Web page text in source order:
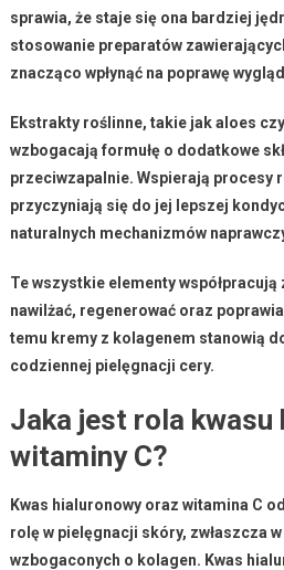
sprawia, że staje się ona bardziej
stosowanie preparatów
znacząco wpłynąć na poprawę
Ekstrakty roślinne, takie jak aloes
wzbogacają formułę o dodatkowe
przeciwzapalnie. Wspierają procesy
przyczyniają się do jej lepszej
naturalnych mechanizmów
Te wszystkie elementy współpracują
nawilżać, regenerować oraz
temu kremy z kolagenem stanowią
codziennej pielęgnacji cery.
Jaka jest rola kwasu
witaminy C?
Kwas hialuronowyoraz witamina C
rolę w pielęgnacji skóry, zwłaszcza
wzbogaconych o kolagen. Kwas